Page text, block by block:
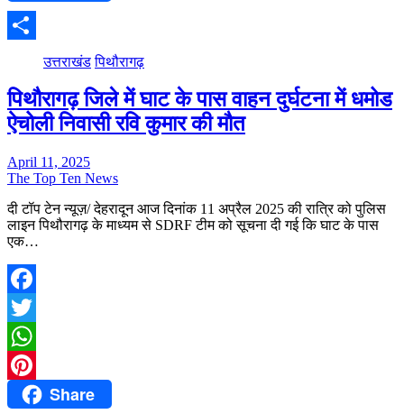
उत्तराखंड पिथौरागढ़
पिथौरागढ़ जिले में घाट के पास वाहन दुर्घटना में धमोड
ऐचोली निवासी रवि कुमार की मौत
April 11, 2025
The Top Ten News
दी टॉप टेन न्यूज़/ देहरादून आज दिनांक 11 अप्रैल 2025 की रात्रि को पुलिस
लाइन पिथौरागढ़ के माध्यम से SDRF टीम को सूचना दी गई कि घाट के पास
एक…
Facebook
Twitter
WhatsApp
PinterestShare